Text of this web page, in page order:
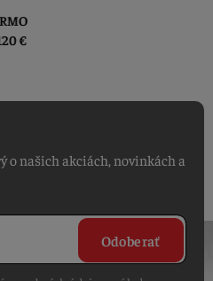
DNÍ
o našich akciách, novinkách a
Odoberať